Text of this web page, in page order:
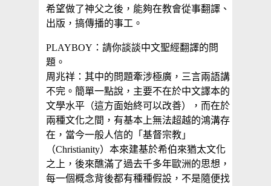
希望做了神父之後，能夠在教會從事翻譯、
出版，搞傳播的事工。
PLAYBOY：請你談談中文聖經翻譯的問
題。
周兆祥：其中的問題牽涉極廣，三言兩語講
不完。簡單一點說，主要不在於中文譯本的
文學水平（這方面始終可以改善），而在於
兩種文化之間，有基本上無法超越的鴻溝存
在，當今一般人信的「基督宗教」
（Christianity）本來建基於希伯來猶太文化
之上，後來醮滿了過去千多年歐洲的思想，
每一個概念背後都有種種假設，不是隨便找